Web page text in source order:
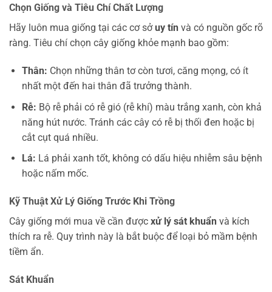
Chọn Giống và Tiêu Chí Chất Lượng
Hãy luôn mua giống tại các cơ sởuy tín và có nguồn gốc rõ
ràng. Tiêu chí chọn cây giống khỏe mạnh bao gồm:
Thân: Chọn những thân tơ còn tươi, căng mọng, có ít
nhất một đến hai thân đã trưởng thành.
Rễ: Bộ rễ phải có rễ gió (rễ khí) màu trắng xanh, còn khả
năng hút nước. Tránh các cây có rễ bị thối đen hoặc bị
cắt cụt quá nhiều.
Lá: Lá phải xanh tốt, không có dấu hiệu nhiễm sâu bệnh
hoặc nấm mốc.
Kỹ Thuật Xử Lý Giống Trước Khi Trồng
Cây giống mới mua về cần được xử lý sát khuẩn và kích
thích ra rễ. Quy trình này là bắt buộc để loại bỏ mầm bệnh
tiềm ẩn.
Sát Khuẩn